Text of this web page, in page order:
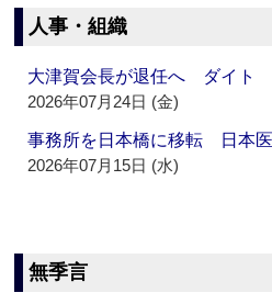
人事・組織
大津賀会長が退任へ ダイト
2026年07月24日 (金)
事務所を日本橋に移転 日本
2026年07月15日 (水)
無季言